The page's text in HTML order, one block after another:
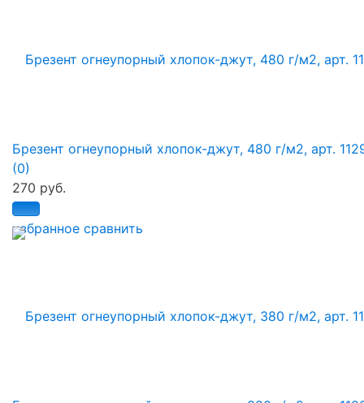
избранное сравнить
Брезент огнеупорный хлопок-джут, 480 г/м2, арт.
(0)
270 руб.